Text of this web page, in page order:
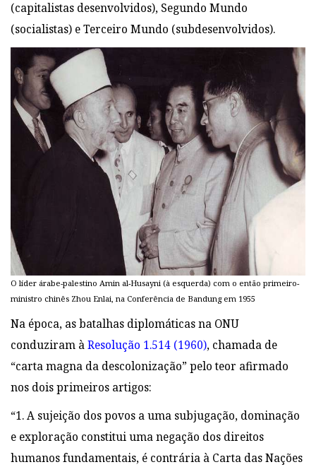
(capitalistas desenvolvidos), Segundo Mundo
(socialistas) e Terceiro Mundo (subdesenvolvidos).
O líder árabe-palestino Amin al-Husayni (à esquerda) com o então primeiro-
ministro chinês Zhou Enlai, na Conferência de Bandung em 1955
Na época, as batalhas diplomáticas na ONU
conduziram àResolução 1.514 (1960), chamada de
“carta magna da descolonização” pelo teor afirmado
nos dois primeiros artigos:
“1. A sujeição dos povos a uma subjugação, dominação
e exploração constitui uma negação dos direitos
humanos fundamentais, é contrária à Carta das Nações